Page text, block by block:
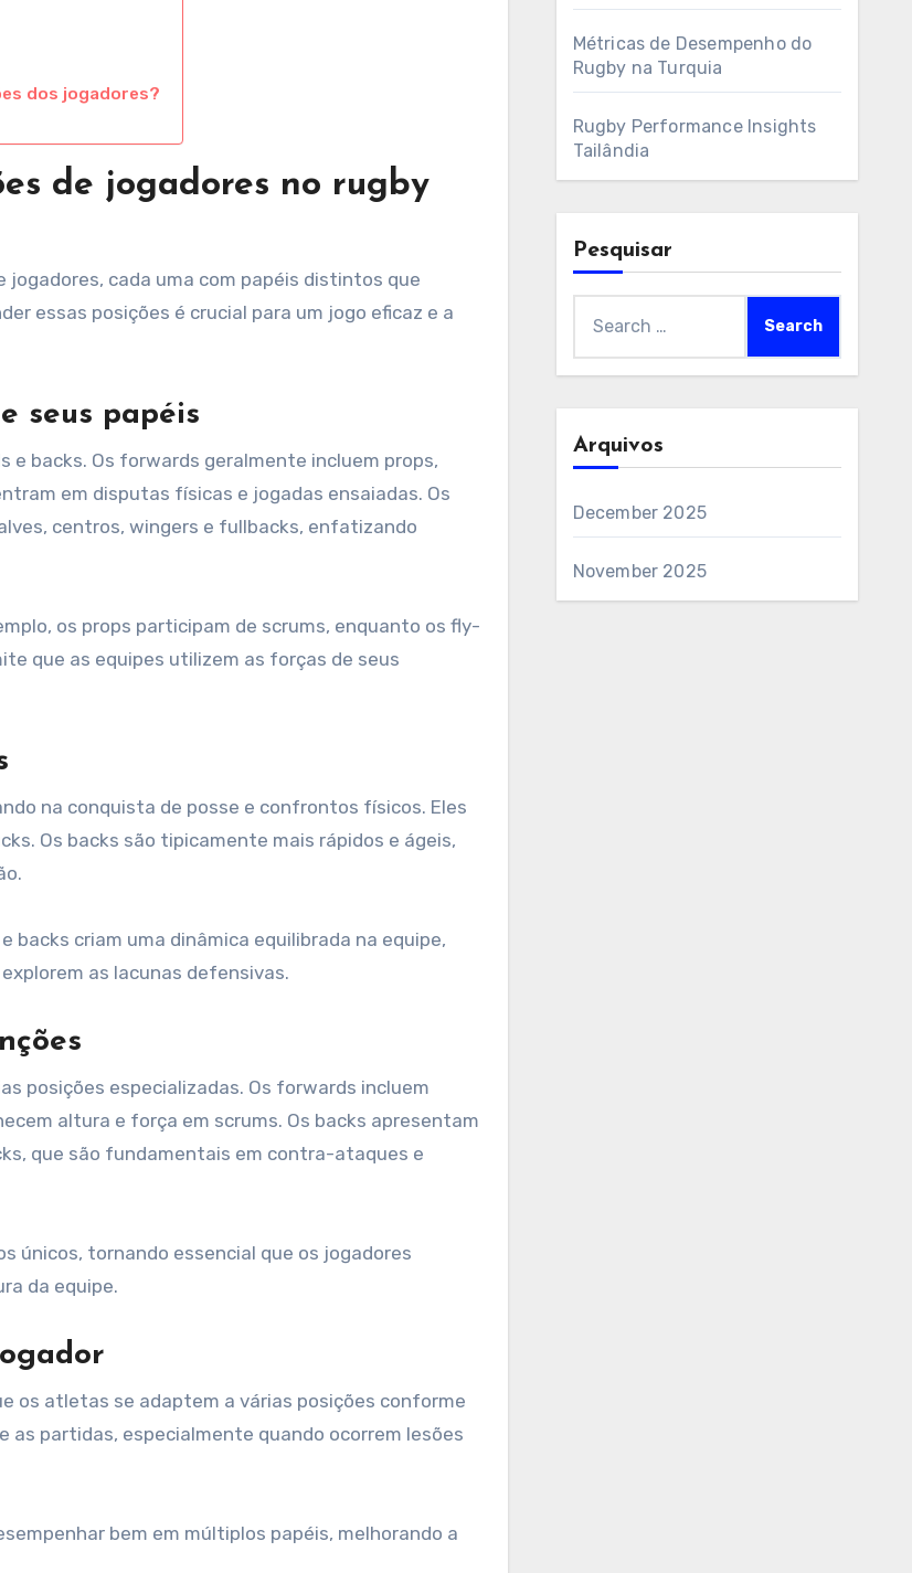
dos jogadores?
de jogadores no rugby
jogadores, cada uma com papéis distintos que
essas posições é crucial para um jogo eficaz e a
seus papéis
e backs. Os forwards geralmente incluem props,
em disputas físicas e jogadas ensaiadas. Os
centros, wingers e fullbacks, enfatizando
os props participam de scrums, enquanto os fly-
que as equipes utilizem as forças de seus
na conquista de posse e confrontos físicos. Eles
Os backs são tipicamente mais rápidos e ágeis,
criam uma dinâmica equilibrada na equipe,
as lacunas defensivas.
posições especializadas. Os forwards incluem
altura e força em scrums. Os backs apresentam
que são fundamentais em contra-ataques e
únicos, tornando essencial que os jogadores
da equipe.
os atletas se adaptem a várias posições conforme
as partidas, especialmente quando ocorrem lesões
bem em múltiplos papéis, melhorando a
Métricas de Desempenho do
Rugby na Turquia
Rugby Performance Insights
Tailândia
Pesquisar
for:
Arquivos
December 2025
November 2025